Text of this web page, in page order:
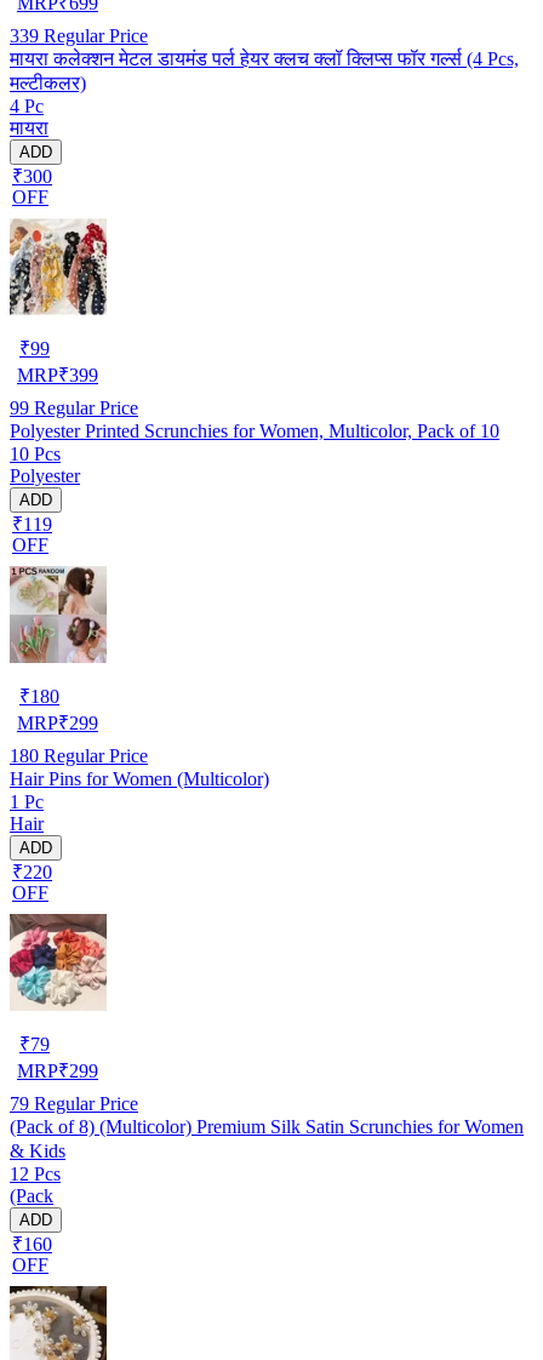
339 Regular Price
मायरा कलेक्शन मेटल डायमंड पर्ल हेयर क्लच क्लॉ क्लिप्स फॉर गर्ल्स (4 Pcs,
मल्टीकलर)
4 Pc
मायरा
ADD
₹300
OFF
₹99
MRP₹399
99 Regular Price
Polyester Printed Scrunchies for Women, Multicolor, Pack of 10
10 Pcs
Polyester
ADD
₹119
OFF
₹180
MRP₹299
180 Regular Price
Hair Pins for Women (Multicolor)
1 Pc
Hair
ADD
₹220
OFF
₹79
MRP₹299
79 Regular Price
(Pack of 8) (Multicolor) Premium Silk Satin Scrunchies for Women
& Kids
12 Pcs
(Pack
ADD
₹160
OFF